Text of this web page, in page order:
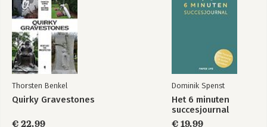
Thorsten Benkel
Quirky Gravestones
€ 22,99
Dominik Spenst
Het 6 minuten
succesjournal
€ 19,99